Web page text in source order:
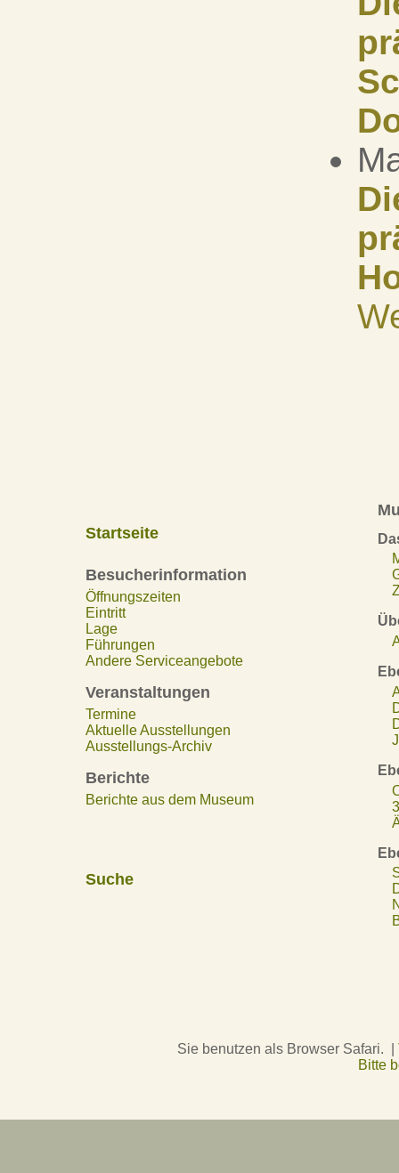
Startseite
Besucherinformation
Öffnungszeiten
Eintritt
Lage
Führungen
Andere Serviceangebote
Veranstaltungen
Termine
Aktuelle Ausstellungen
Ausstellungs-Archiv
Berichte
Berichte aus dem Museum
Suche
Sie benutzen als Browser Safari. |
Bitte